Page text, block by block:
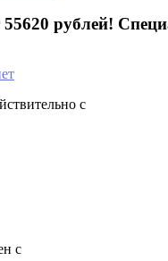
рублей!
с
с